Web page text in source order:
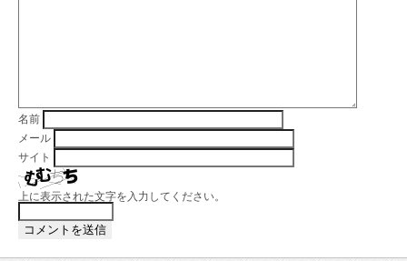
名前
メール
サイト
上に表示された文字を入力してください。